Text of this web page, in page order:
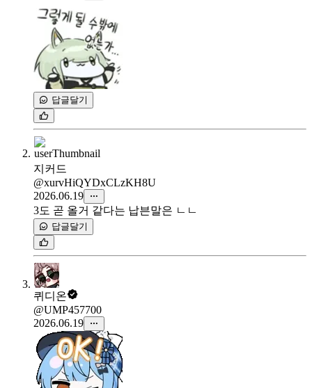
답글달기
지커드
@xurvHiQYDxCLzKH8U
2026.06.19
3도 곧 올거 같다는 납븐말은 ㄴㄴ
답글달기
퀴디온
@UMP457700
2026.06.19